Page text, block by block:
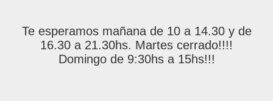
Te esperamos mañana de 10 a 14.30 y de
16.30 a 21.30hs. Martes cerrado!!!!
Domingo de 9:30hs a 15hs!!!